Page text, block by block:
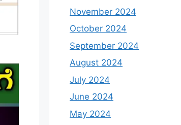
November 2024
October 2024
September 2024
August 2024
July 2024
June 2024
May 2024